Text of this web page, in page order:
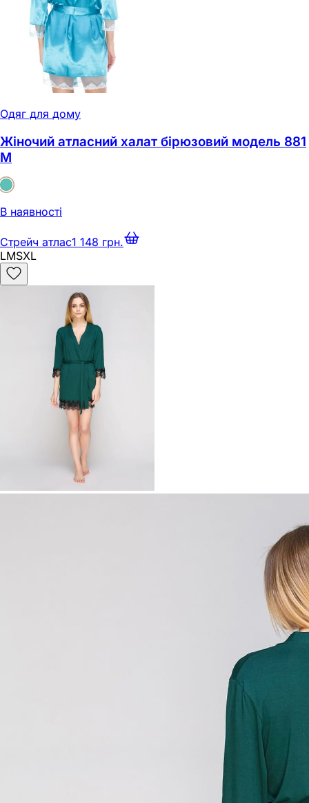
Одяг для дому
Жіночий атласний халат бірюзовий модель 881
M
В наявності
Стрейч атлас1 148 грн.
LMSXL